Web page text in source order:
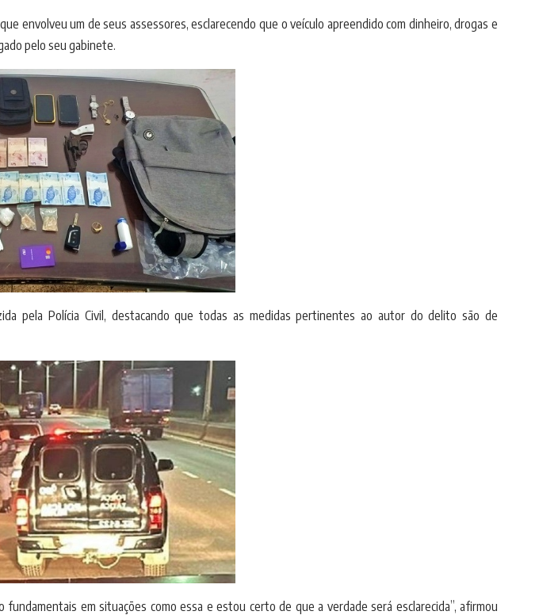
envolveu um de seus assessores, esclarecendo que o veículo apreendido com dinheiro, drogas e
pelo seu gabinete.
pela Polícia Civil, destacando que todas as medidas pertinentes ao autor do delito são de
em situações como essa e estou certo de que a verdade será esclarecida”, afirmou